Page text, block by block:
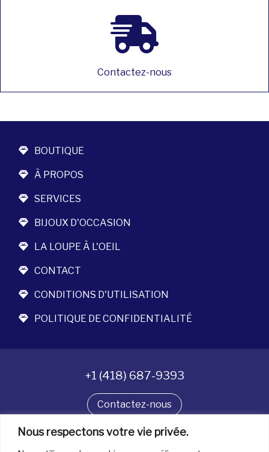
Nous respectons votre vie privée.
Contactez-nous
BOUTIQUE
À PROPOS
SERVICES
BIJOUX D'OCCASION
LA LOUPE À L'OEIL
CONTACT
CONDITIONS D'UTILISATION
POLITIQUE DE CONFIDENTIALITÉ
+1 (418) 687-9393
Contactez-nous
Suivez-nous